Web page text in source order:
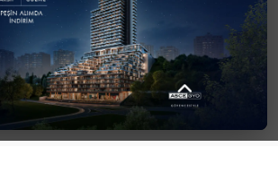
İlişkileri Kurumsal Yönetim Yapısı Yönetim Kurulu